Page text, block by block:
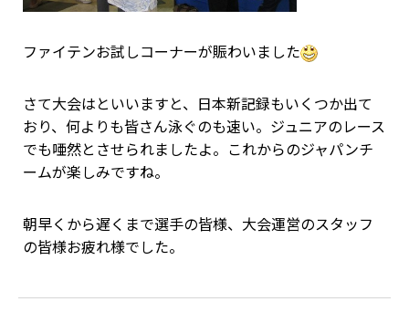
ファイテンお試しコーナーが賑わいました
さて大会はといいますと、日本新記録もいくつか出て
おり、何よりも皆さん泳ぐのも速い。ジュニアのレース
でも唖然とさせられましたよ。これからのジャパンチ
ームが楽しみですね。
朝早くから遅くまで選手の皆様、大会運営のスタッフ
の皆様お疲れ様でした。